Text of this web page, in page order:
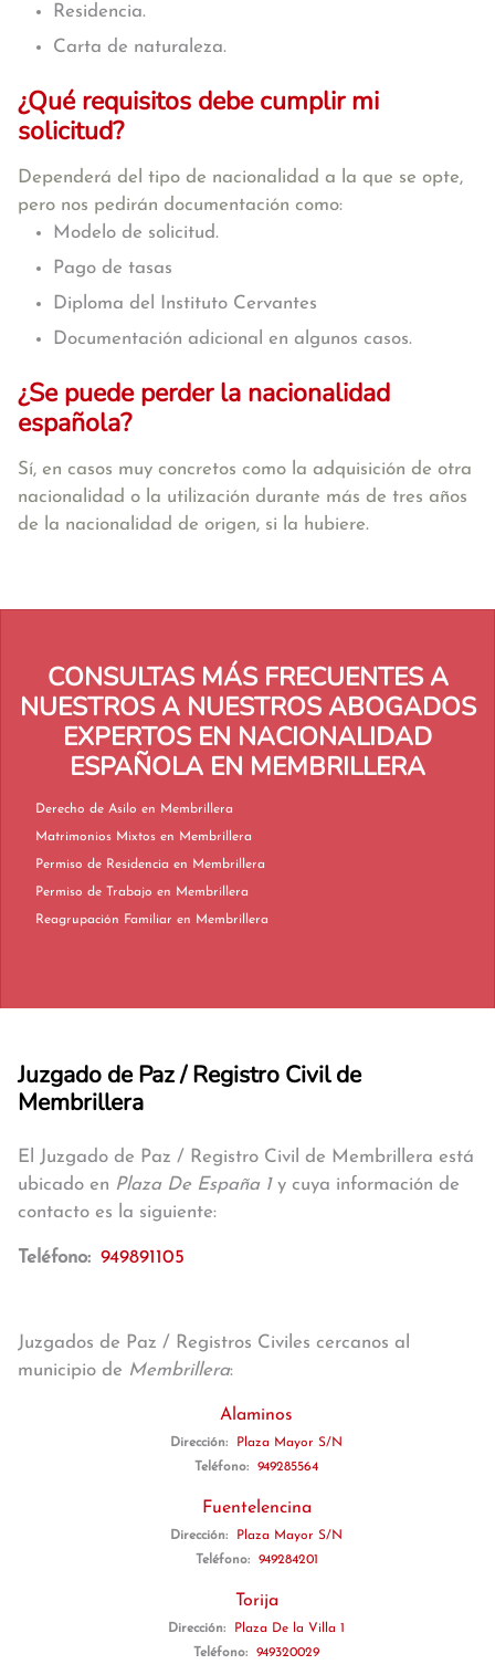
Residencia.
Carta de naturaleza.
¿Qué requisitos debe cumplir mi
solicitud?
Dependerá del tipo de nacionalidad a la que se opte,
pero nos pedirán documentación como:
Modelo de solicitud.
Pago de tasas
Diploma del Instituto Cervantes
Documentación adicional en algunos casos.
¿Se puede perder la nacionalidad
española?
Sí, en casos muy concretos como la adquisición de otra
nacionalidad o la utilización durante más de tres años
de la nacionalidad de origen, si la hubiere.
CONSULTAS MÁS FRECUENTES A
NUESTROS A NUESTROS ABOGADOS
EXPERTOS EN NACIONALIDAD
ESPAÑOLA EN MEMBRILLERA
Derecho de Asilo en Membrillera
Matrimonios Mixtos en Membrillera
Permiso de Residencia en Membrillera
Permiso de Trabajo en Membrillera
Reagrupación Familiar en Membrillera
Juzgado de Paz / Registro Civil de
Membrillera
El Juzgado de Paz / Registro Civil de Membrillera está
ubicado en Plaza De España 1y cuya información de
contacto es la siguiente:
Teléfono: 949891105
Juzgados de Paz / Registros Civiles cercanos al
municipio de Membrillera:
Alaminos
Dirección:
Plaza Mayor S/N
Teléfono:
949285564
Fuentelencina
Dirección:
Plaza Mayor S/N
Teléfono:
949284201
Torija
Dirección:
Plaza De la Villa 1
Teléfono:
949320029